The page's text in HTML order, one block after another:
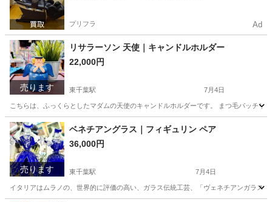
プリフラ Ad
売ります
リサラーソン 天使｜キャンドルホルダー
22,000円
東千葉駅 7月4日
こちらは、ふっくらとしたマダムの天使のキャンドルホルダーです。 まつ毛パッチ
千葉 千葉市 東千葉駅 インテリア雑貨/小物 天使
売ります
ベネチアングラス｜フィギュリン ペア
36,000円
東千葉駅 7月4日
イタリアはムラノの、世界的に評価の高い、ガラス伝統工芸、「ヴェネチアンガラス